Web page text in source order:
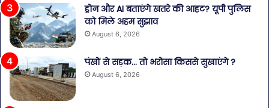
ड्रोन और AI बताएंगे खतरे की आहट? यूपी पुलिस
को मिले अहम सुझाव
August 6, 2026
पंखों से सड़क… तो भरोसा किससे सुखाएंगे ?
August 6, 2026